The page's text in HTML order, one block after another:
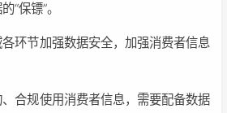
“保镖”。
环节加强数据安全，加强消费者信息
合规使用消费者信息，需要配备数据